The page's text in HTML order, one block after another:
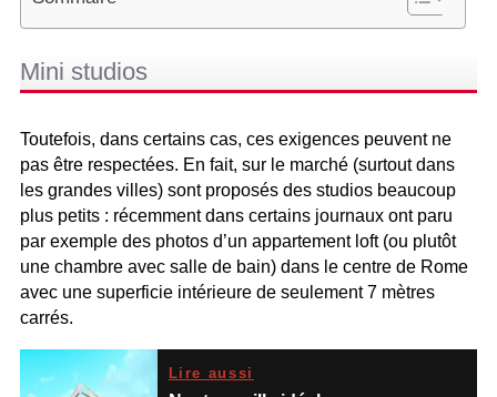
Mini studios
Toutefois, dans certains cas, ces exigences peuvent ne
pas être respectées. En fait, sur le marché (surtout dans
les grandes villes) sont proposés des studios beaucoup
plus petits : récemment dans certains journaux ont paru
par exemple des photos d’un appartement loft (ou plutôt
une chambre avec salle de bain) dans le centre de Rome
avec une superficie intérieure de seulement 7 mètres
carrés.
Lire aussi